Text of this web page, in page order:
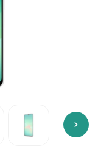
Next